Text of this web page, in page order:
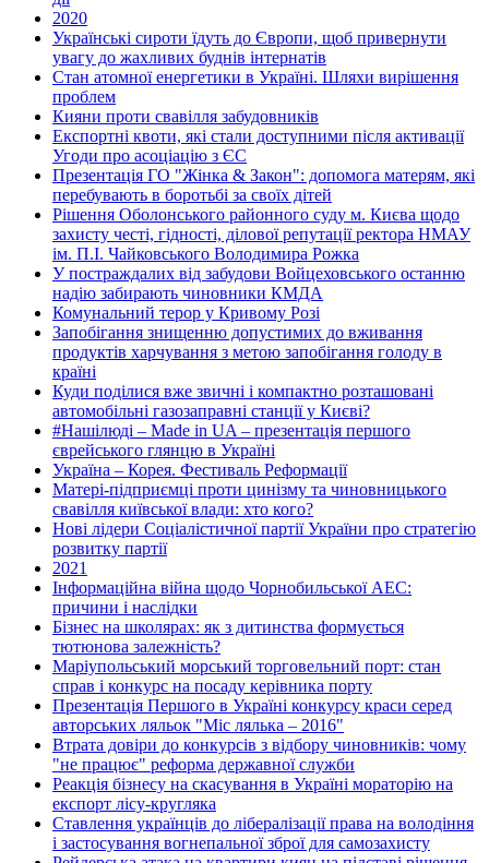
2020
Українські сироти їдуть до Європи, щоб привернути
увагу до жахливих буднів інтернатів
Стан атомної енергетики в Україні. Шляхи вирішення
проблем
Кияни проти свавілля забудовників
Експортні квоти, які стали доступними після активації
Угоди про асоціацію з ЄС
Презентація ГО "Жінка & Закон": допомога матерям, які
перебувають в боротьбі за своїх дітей
Рішення Оболонського районного суду м. Києва щодо
захисту честі, гідності, ділової репутації ректора НМАУ
ім. П.І. Чайковського Володимира Рожка
У постраждалих від забудови Войцеховського останню
надію забирають чиновники КМДА
Комунальний терор у Кривому Розі
Запобігання знищенню допустимих до вживання
продуктів харчування з метою запобігання голоду в
країні
Куди поділися вже звичні і компактно розташовані
автомобільні газозаправні станції у Києві?
#Нашілюді – Made in UA – презентація першого
єврейського глянцю в Україні
Україна – Корея. Фестиваль Реформації
Матері-підприємці проти цинізму та чиновницького
свавілля київської влади: хто кого?
Нові лідери Соціалістичної партії України про стратегію
розвитку партії
2021
Інформаційна війна щодо Чорнобильської АЕС:
причини і наслідки
Бізнес на школярах: як з дитинства формується
тютюнова залежність?
Маріупольський морський торговельний порт: стан
справ і конкурс на посаду керівника порту
Презентація Першого в Україні конкурсу краси серед
авторських ляльок "Міс лялька – 2016"
Втрата довіри до конкурсів з відбору чиновників: чому
"не працює" реформа державної служби
Реакція бізнесу на скасування в Україні мораторію на
експорт лісу-кругляка
Ставлення українців до лібералізації права на володіння
і застосування вогнепальної зброї для самозахисту